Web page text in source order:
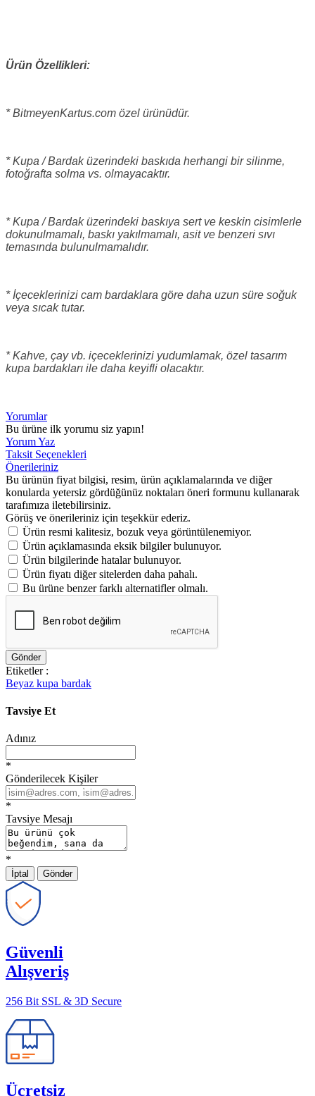
Ürün Özellikleri:
* BitmeyenKartus.com özel ürünüdür.
* Kupa / Bardak üzerindeki baskıda herhangi bir silinme,
fotoğrafta solma vs. olmayacaktır.
* Kupa / Bardak üzerindeki baskıya sert ve keskin cisimlerle
dokunulmamalı, baskı yakılmamalı, asit ve benzeri sıvı
temasında bulunulmamalıdır.
* İçeceklerinizi cam bardaklara göre daha uzun süre soğuk
veya sıcak tutar.
* Kahve, çay vb. içeceklerinizi yudumlamak, özel tasarım
kupa bardakları ile daha keyifli olacaktır.
Yorumlar
Bu ürüne ilk yorumu siz yapın!
Yorum Yaz
Taksit Seçenekleri
Önerileriniz
Bu ürünün fiyat bilgisi, resim, ürün açıklamalarında ve diğer
konularda yetersiz gördüğünüz noktaları öneri formunu kullanarak
tarafımıza iletebilirsiniz.
Görüş ve önerileriniz için teşekkür ederiz.
Ürün resmi kalitesiz, bozuk veya görüntülenemiyor.
Ürün açıklamasında eksik bilgiler bulunuyor.
Ürün bilgilerinde hatalar bulunuyor.
Ürün fiyatı diğer sitelerden daha pahalı.
Bu ürüne benzer farklı alternatifler olmalı.
Gönder
Etiketler :
Beyaz kupa bardak
Tavsiye Et
Adınız
*
Gönderilecek Kişiler
*
Tavsiye Mesajı
*
İptal Gönder
Güvenli
Alışveriş
256 Bit SSL & 3D Secure
Ücretsiz